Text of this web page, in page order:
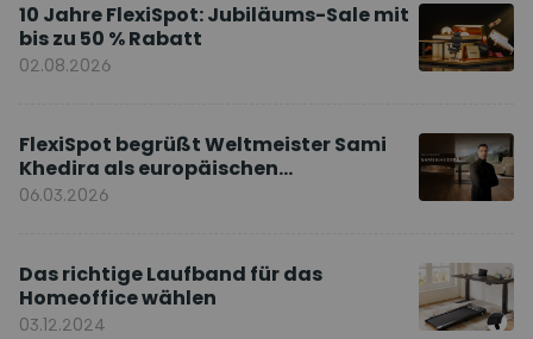
10 Jahre FlexiSpot: Jubiläums-Sale mit
bis zu 50 % Rabatt
02.08.2026
FlexiSpot begrüßt Weltmeister Sami
Khedira als europäischen
Markenbotschafter
06.03.2026
Das richtige Laufband für das
Homeoffice wählen
03.12.2024